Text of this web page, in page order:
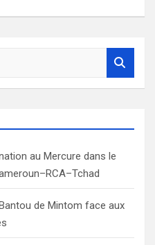
au Mercure dans le
de Mintom face aux